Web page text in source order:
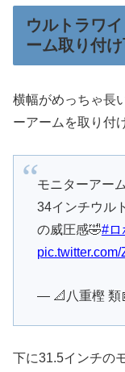
ウルトラワ
ーム取り付け
横幅がめっちゃ長
ーアームを取り付
モニターアー
34インチウル
の威圧感🤣#ロ
— 📐八重樫 類
下に31.5インチの